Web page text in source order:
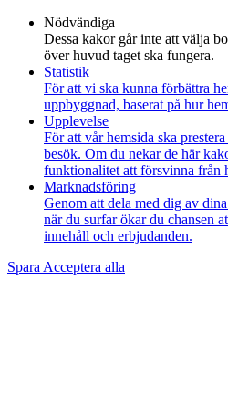
Nödvändiga
Dessa kakor går inte att välja
över huvud taget ska fungera.
Statistik
För att vi ska kunna förbättra
uppbyggnad, baserat på hur
Upplevelse
För att vår hemsida ska
besök. Om du nekar de här
funktionalitet att försvinna från
Marknadsföring
Genom att dela med dig av
när du surfar ökar du chansen
innehåll och erbjudanden.
Spara Acceptera alla